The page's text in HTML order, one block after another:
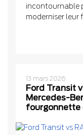
incontournable
moderniser leur
13 mars 2026
Ford Transit
Mercedes-
fourgonnette